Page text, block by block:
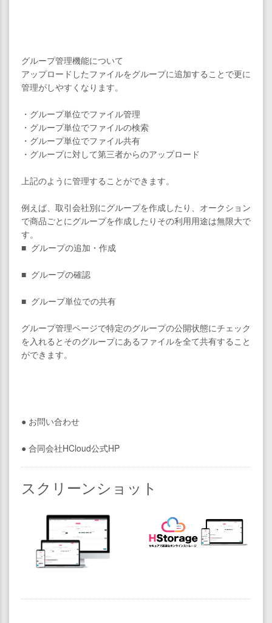
グループ管理機能について
アップロードしたファイルをグループに追加することで更に
管理がしやすくなります。
・グループ単位でファイル管理
・グループ単位でファイルの検索
・グループ単位でファイル共有
・グループに対して第三者からのアップロード
上記のように管理することができます。
例えば、取引会社別にグループを作成したり、オークション
で商品ごとにグループを作成したりその利用用途は無限大で
す。
■ グループの追加・作成
■ グループの確認
■ グループ単位での共有
グループ管理ページで特定のグループの公開状態にチェック
を入れるとそのグループにあるファイルを全て共有すること
ができます。
● お問い合わせ
● 合同会社HCloud公式HP
スクリーンショット